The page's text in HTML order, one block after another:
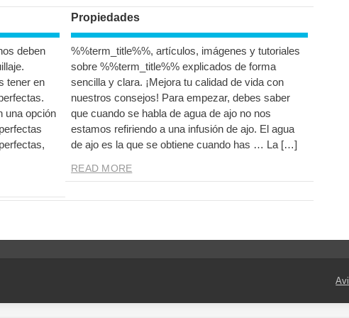
deben
tener en
una opción
Propiedades
%%term_title%%, artículos, imágenes y tutoriales
sobre %%term_title%% explicados de forma
sencilla y clara. ¡Mejora tu calidad de vida con
nuestros consejos! Para empezar, debes saber
que cuando se habla de agua de ajo no nos
estamos refiriendo a una infusión de ajo. El agua
de ajo es la que se obtiene cuando has … La […]
READ MORE